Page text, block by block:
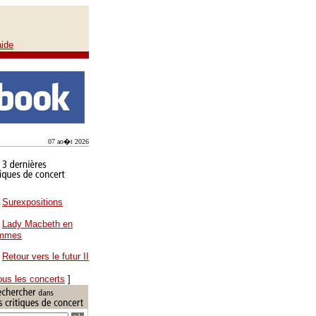
07 ao�t 2026
Surexpositions
Lady Macbeth en
Retour vers le futur II
les concerts ]